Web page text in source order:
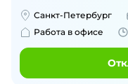
Санкт-Петербург
Работа в офисе